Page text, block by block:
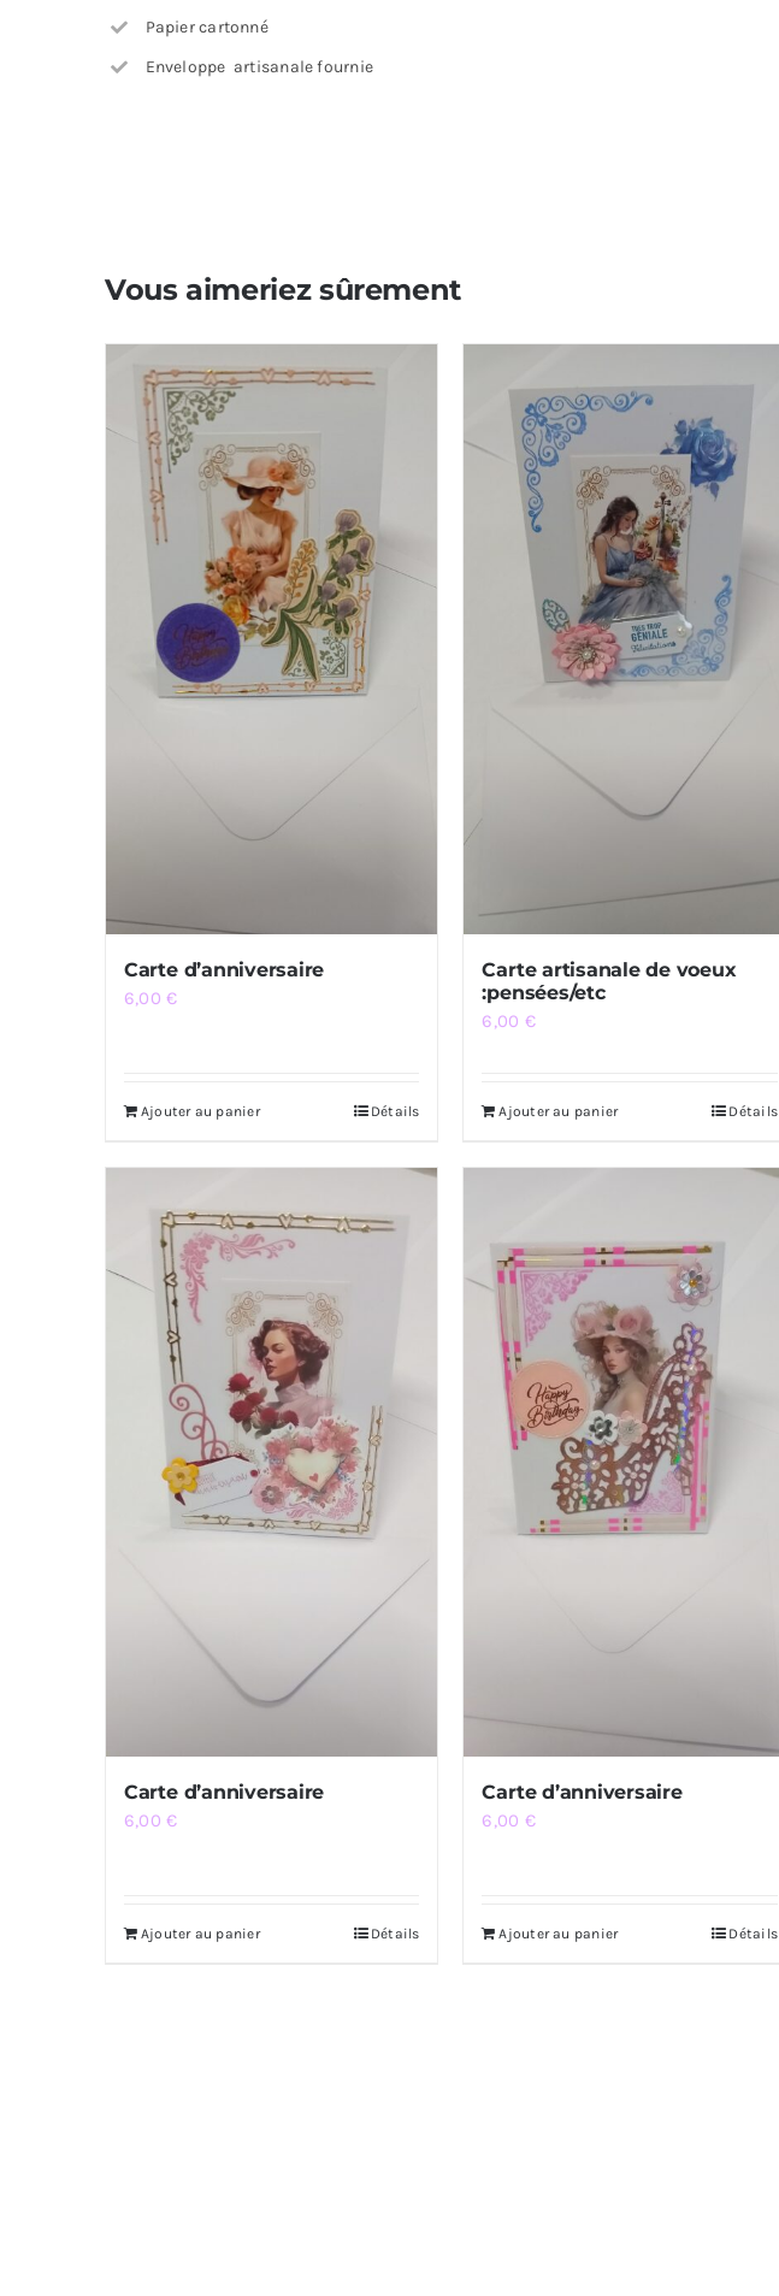
Papier cartonné
Enveloppe artisanale fournie
Vous aimeriez sûrement
Carte d’anniversaire
6,00€
Ajouter au panier Détails
Carte artisanale de voeux
:pensées/etc
6,00 €
Ajouter au panier Détails
Carte d’anniversaire
6,00€
Ajouter au panier Détails
Carte d’anniversaire
6,00 €
Ajouter au panier Détails